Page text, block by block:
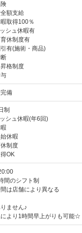
額支給
取得100％
シュ休暇有
休制度有
有(施術・商品)
格制度
備
制
シュ休暇(年6回)
休暇
制度
OK
間のシフト制
は店舗により異なる
ません♪
より1時間早上がりも可能☆